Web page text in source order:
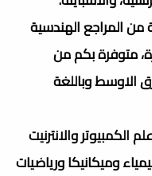
المراجع الهندسية
متوفرة بكم من
الاوسط وباللغة
والانترنيت
وميكانيكا ورياضيات